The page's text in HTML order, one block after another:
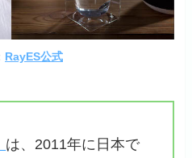
RayES公式
は、2011年に日本で